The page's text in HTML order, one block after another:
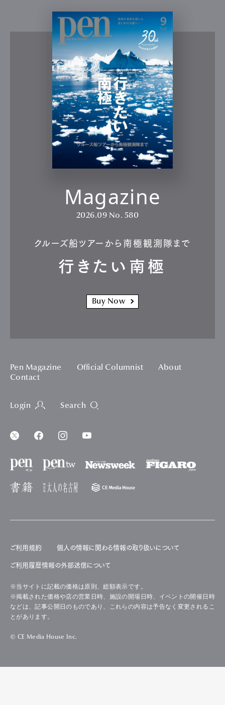
Magazine
2026.09 No. 580
クルーズ船ツアーから南極観測隊まで
行きたい南極
Buy Now
Pen Magazine Official Columnist
About
Contact
Login Search
ご利用規約 個人の情報に関わる情報の取り扱いについて
ご利用履歴情報の外部送信について
※当サイトに記載の価格は原則、総額表示です。
※掲載された価格や店の営業日時、施設の開場日時、イベントの開催日時
などは、記事公開日のものであり、これらの内容は予告なく変更されるこ
とがあります。
© CE Media House Inc.